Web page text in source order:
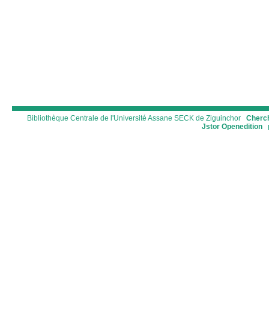
Bibliothèque Centrale de l'Université Assane SECK de Ziguinchor
Jstor Openedition